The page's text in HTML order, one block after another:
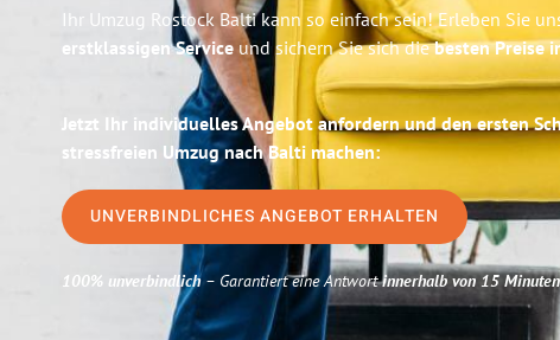
Ihr Umzug Rostock Balti kann so einfach sein! Erleben Sie
erstklassigen Service und sichern Sie sich diebesten Preise
Jetzt Ihr individuelles Angebot anfordern und den ersten
stressfreien Umzug nach Balti machen:
UNVERBINDLICHES ANGEBOT ERHALTEN
100% unverbindlich– Garantiert eine Antwortinnerhalb von 15 Minuten